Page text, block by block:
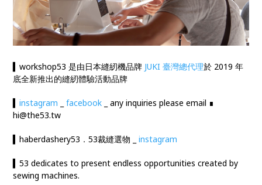
▍workshop53 是由日本縫紉機品牌 JUKI 臺灣總代理於 2019 年
底全新推出的縫紉體驗活動品牌
▍instagram _facebook _ any inquiries please email ∎
hi@the53.tw
▍haberdashery53．53裁縫選物 _instagram
▍53 dedicates to present endless opportunities created by
sewing machines.